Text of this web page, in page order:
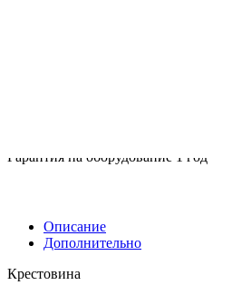
Гарантия на оборудование 1 год
Описание
Дополнительно
Крестовина